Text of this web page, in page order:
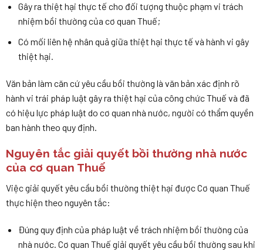
Gây ra thiệt hại thực tế cho đối tượng thuộc phạm vi trách
nhiệm bồi thường của cơ quan Thuế;
Có mối liên hệ nhân quả giữa thiệt hại thực tế và hành vi gây
thiệt hại.
Văn bản làm căn cứ yêu cầu bồi thường là văn bản xác định rõ
hành vi trái pháp luật gây ra thiệt hại của công chức Thuế và đã
có hiệu lực pháp luật do cơ quan nhà nước, người có thẩm quyền
ban hành theo quy định.
Nguyên tắc giải quyết bồi thường nhà nước
của cơ quan Thuế
Việc giải quyết yêu cầu bồi thường thiệt hại được Cơ quan Thuế
thực hiện theo nguyên tắc:
Đúng quy định của pháp luật về trách nhiệm bồi thường của
nhà nước. Cơ quan Thuế giải quyết yêu cầu bồi thường sau khi